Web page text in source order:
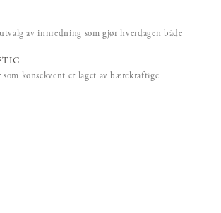
av innredning som gjør hverdagen både
konsekvent er laget av bærekraftige